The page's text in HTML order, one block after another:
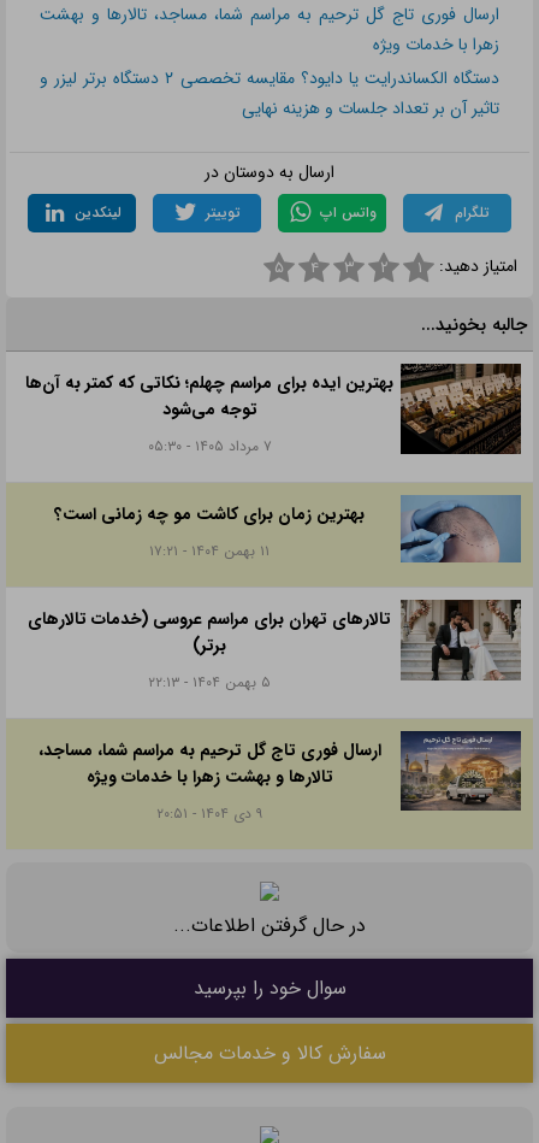
ارسال فوری تاج گل ترحیم به مراسم شما، مساجد، تالارها و بهشت
زهرا با خدمات ویژه
دستگاه الکساندرایت یا دایود؟ مقایسه تخصصی ۲ دستگاه برتر لیزر و
تاثیر آن بر تعداد جلسات و هزینه نهایی
ارسال به دوستان در
تلگرام واتس اپ توییتر لینکدین
امتیاز دهید: ۱ ۲ ۳ ۴ ۵
جالبه بخونید...
بهترین ایده برای مراسم چهلم؛ نکاتی که کمتر به آن‌ها
توجه می‌شود
۷ مرداد ۱۴۰۵ - ۰۵:۳۰
بهترین زمان برای کاشت مو چه زمانی است؟
۱۱ بهمن ۱۴۰۴ - ۱۷:۲۱
تالارهای تهران برای مراسم عروسی (خدمات تالارهای
برتر)
۵ بهمن ۱۴۰۴ - ۲۲:۱۳
ارسال فوری تاج گل ترحیم به مراسم شما، مساجد،
تالارها و بهشت زهرا با خدمات ویژه
۹ دی ۱۴۰۴ - ۲۰:۵۱
در حال گرفتن اطلاعات...
سوال خود را بپرسید
سفارش کالا و خدمات مجالس